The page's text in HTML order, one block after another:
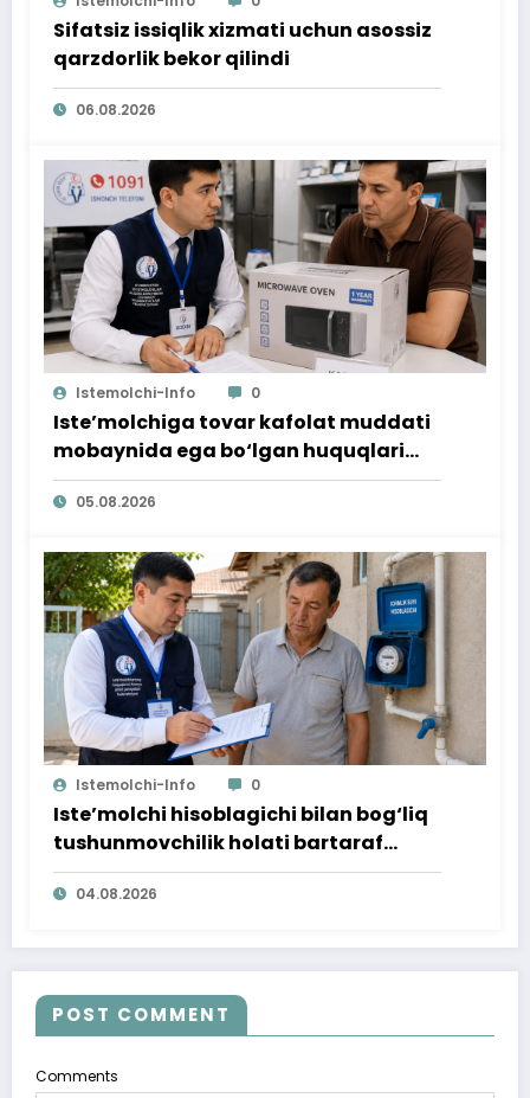
Sifatsiz issiqlik xizmati uchun asossiz
qarzdorlik bekor qilindi
06.08.2026
Istemolchi-Info 0
Iste’molchiga tovar kafolat muddati
mobaynida ega bo‘lgan huquqlari
ta’minlab berildi
05.08.2026
Istemolchi-Info 0
Iste’molchi hisoblagichi bilan bog‘liq
tushunmovchilik holati bartaraf
qilindi
04.08.2026
POST COMMENT
Comments